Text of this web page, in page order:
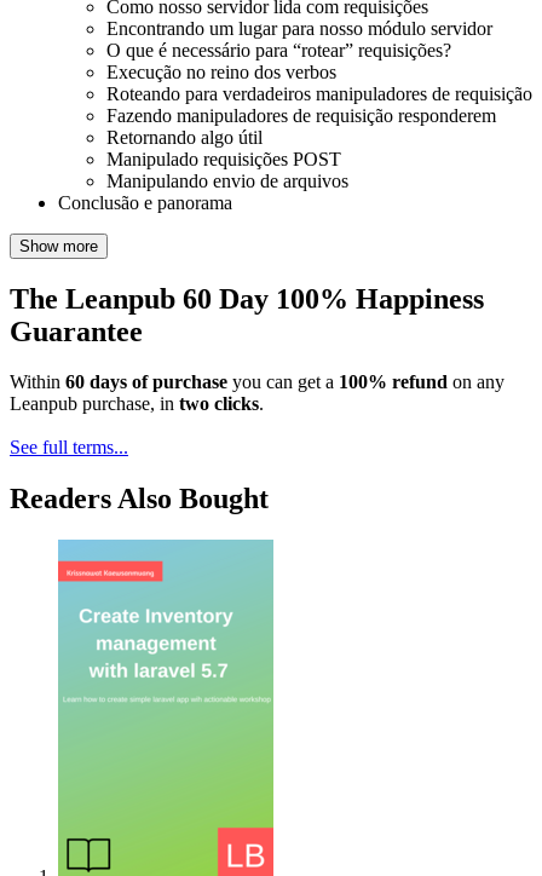
Como nosso servidor lida com requisições
Encontrando um lugar para nosso módulo servidor
O que é necessário para “rotear” requisições?
Execução no reino dos verbos
Roteando para verdadeiros manipuladores de requisição
Fazendo manipuladores de requisição responderem
Retornando algo útil
Manipulado requisições POST
Manipulando envio de arquivos
Conclusão e panorama
Show more
The Leanpub 60 Day 100% Happiness
Guarantee
Within 60 days of purchase you can get a 100% refund on any
Leanpub purchase, in two clicks.
See full terms...
Readers Also Bought